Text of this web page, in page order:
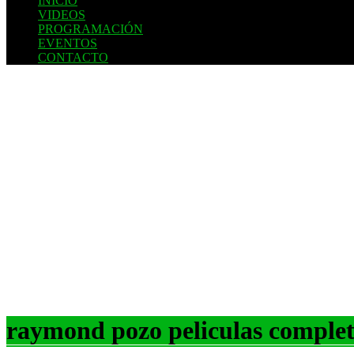
VIDEOS
PROGRAMACIÓN
EVENTOS
CONTACTO
raymond pozo peliculas